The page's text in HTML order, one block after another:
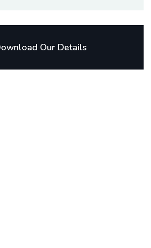
Our Details